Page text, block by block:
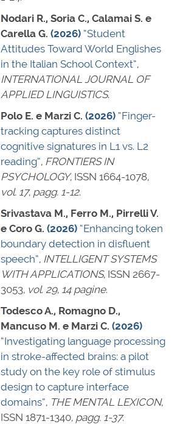
Nodari R., Soria C., Calamai S. e
Carella G. (2026) “Student
Attitudes Toward World Englishes
in the Italian School Context”,
INTERNATIONAL JOURNAL OF
APPLIED LINGUISTICS.
Polo E. e Marzi C. (2026) “Finger-
tracking captures distinct
cognitive signatures in L1 vs. L2
reading”, FRONTIERS IN
PSYCHOLOGY, ISSN 1664-1078,
vol. 17, pagg. 1-12.
Srivastava M., Ferro M., Pirrelli V.
e Coro G. (2026) “Enhancing token
boundary detection in disfluent
speech”, INTELLIGENT SYSTEMS
WITH APPLICATIONS, ISSN 2667-
3053, vol. 29, 14 pagine.
Todesco A., Romagno D.,
Mancuso M. e Marzi C. (2026)
“Investigating language processing
in stroke-affected brains: a pilot
study on the key role of stimulus
design to capture interface
domains”, THE MENTAL LEXICON,
ISSN 1871-1340, pagg. 1-37.